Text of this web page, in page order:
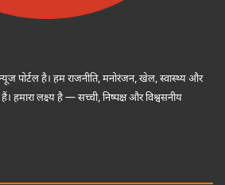
पोर्टल है। हम राजनीति, मनोरंजन, खेल, स्वास्थ्य और
हमारा लक्ष्य है — सच्ची, निष्पक्ष और विश्वसनीय